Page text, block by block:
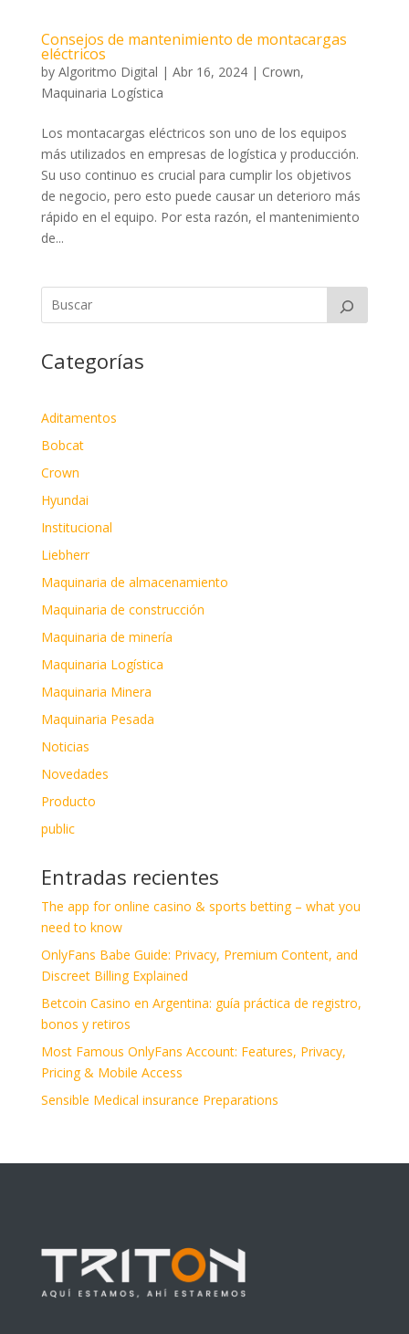
Consejos de mantenimiento de montacargas
eléctricos
by Algoritmo Digital | Abr 16, 2024| Crown,
Maquinaria Logística
Los montacargas eléctricos son uno de los equipos
más utilizados en empresas de logística y producción.
Su uso continuo es crucial para cumplir los objetivos
de negocio, pero esto puede causar un deterioro más
rápido en el equipo. Por esta razón, el mantenimiento
de...
Categorías
Aditamentos
Bobcat
Crown
Hyundai
Institucional
Liebherr
Maquinaria de almacenamiento
Maquinaria de construcción
Maquinaria de minería
Maquinaria Logística
Maquinaria Minera
Maquinaria Pesada
Noticias
Novedades
Producto
public
Entradas recientes
The app for online casino & sports betting – what you
need to know
OnlyFans Babe Guide: Privacy, Premium Content, and
Discreet Billing Explained
Betcoin Casino en Argentina: guía práctica de registro,
bonos y retiros
Most Famous OnlyFans Account: Features, Privacy,
Pricing & Mobile Access
Sensible Medical insurance Preparations